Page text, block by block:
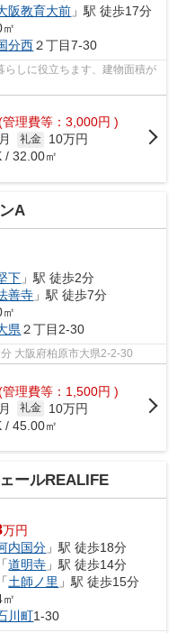
阪教育大前 」駅 徒歩17分
分西２丁目7-30
らしに役立ちます、建物面積が
管理費等：3,000円 )
礼金
10万円
/ 32.00㎡
A
下 」駅 徒歩2分
善寺 」駅 徒歩7分
県２丁目2-30
大阪府柏原市大県2-2-30
管理費等：1,500円 )
礼金
10万円
/ 45.00㎡
ールREALIFE
万円
内国分 」駅 徒歩18分
「道明寺 」駅 徒歩14分
「土師ノ里 」駅 徒歩15分
川町1-30